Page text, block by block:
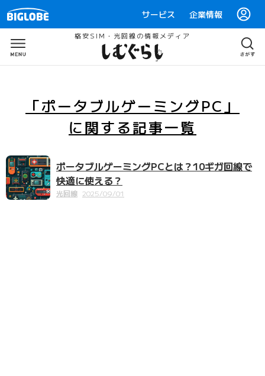
サービス 企業情報
格安SIM・光回線の情報メディア
「ポータブルゲーミングPC」
に関する記事一覧
ポータブルゲーミングPCとは？10ギガ回線で
快適に使える？
光回線 2025/09/01